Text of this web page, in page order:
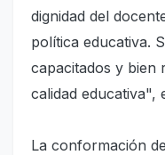
dignidad del
política educativa.
capacitados y bien
calidad educativa",
La conformación